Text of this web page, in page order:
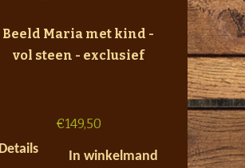
Beeld Maria met kind -
vol steen - exclusief
€149,50
Details
In winkelmand